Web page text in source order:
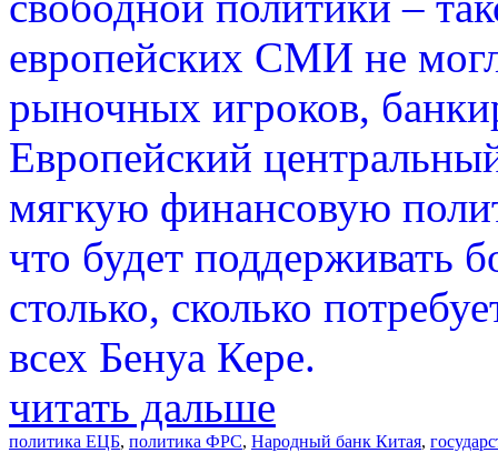
европейских СМИ не
рыночных игроков,
Европейский
мягкую финансовую
что будет поддерживать
столько, сколько
всех Бенуа Кере.
читать дальше
политика ЕЦБ, политика ФРС, Народный банк Китая,